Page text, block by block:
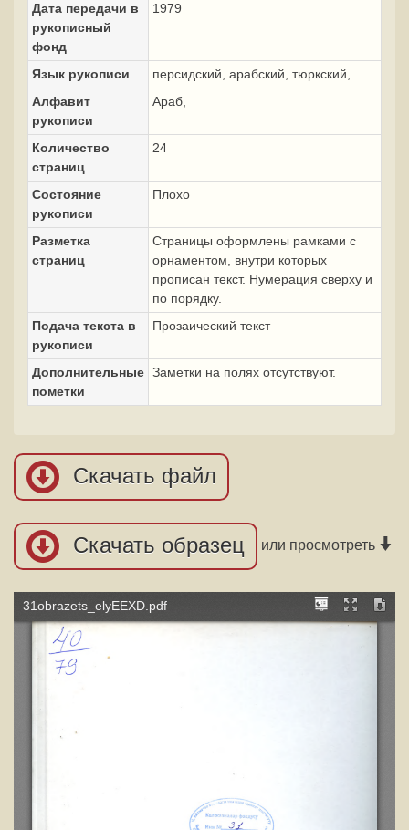
Дата передачи в
рукописный
фонд
1979
Язык рукописи
персидский, арабский, тюркский,
Алфавит
рукописи
Араб,
Количество
страниц
24
Состояние
рукописи
Плохо
Разметка
страниц
Страницы оформлены рамками с
орнаментом, внутри которых
прописан текст. Нумерация сверху и
по порядку.
Подача текста в
рукописи
Прозаический текст
Дополнительные
пометки
Заметки на полях отсутствуют.
Скачать файл
Скачать образец или просмотреть